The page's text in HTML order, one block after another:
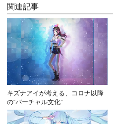
関連記事
キズナアイが考える、コロナ以降
の“バーチャル文化”